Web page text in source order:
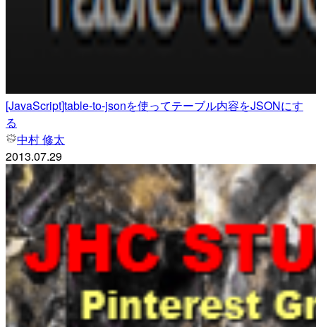
[JavaScript]table-to-jsonを使ってテーブル内容をJSONにす
る
中村 修太
2013.07.29